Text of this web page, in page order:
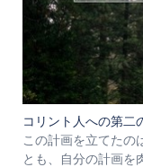
コリント人への第二
この計画を立てたの
とも、自分の計画を